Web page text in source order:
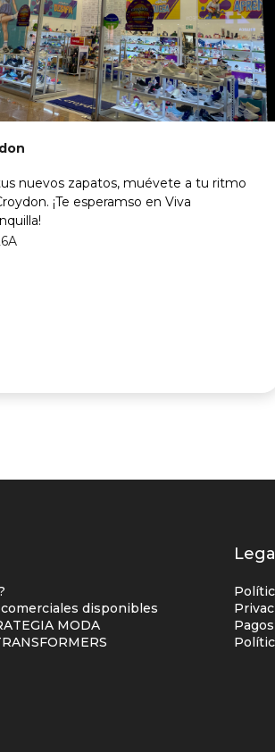
nuevos zapatos, muévete a tu ritmo
¡Te esperamso en Viva
disponibles
MODA
Legal